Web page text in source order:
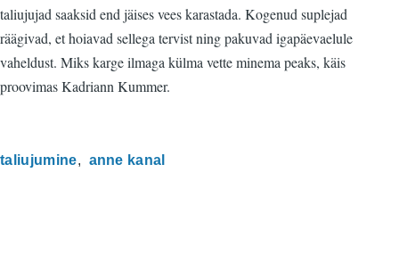
taliujujad saaksid end jäises vees karastada. Kogenud suplejad
räägivad, et hoiavad sellega tervist ning pakuvad igapäevaelule
vaheldust. Miks karge ilmaga külma vette minema peaks, käis
proovimas Kadriann Kummer.
taliujumine anne kanal